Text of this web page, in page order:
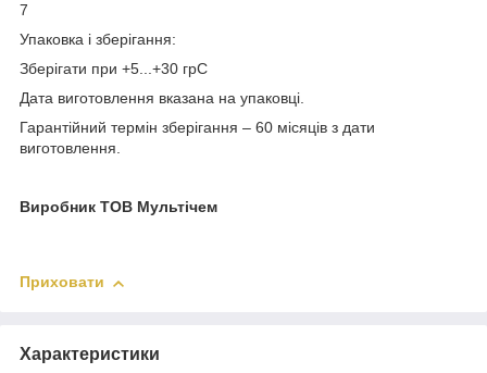
7
Упаковка і зберігання:
Зберігати при +5...+30 грС
Дата виготовлення вказана на упаковці.
Гарантійний термін зберігання – 60 місяців з дати
виготовлення.
Виробник ТОВ Мультічем
Приховати
Характеристики